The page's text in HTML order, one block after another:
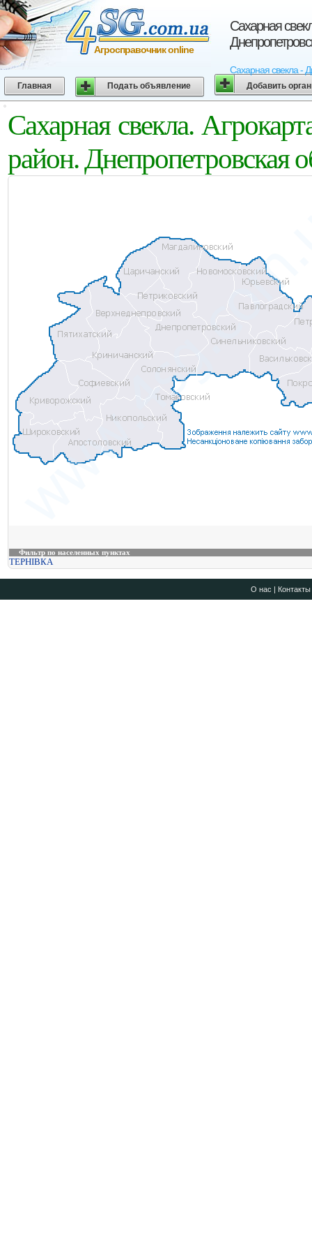
Сахарная
Сахарная свекла -
Агросправочник online
Главная Подать объявление Добавить
Сахарная свекла.
район. Днепропетровская
Фильтр по населенных пунктах
ТЕРНІВКА
О нас | Контакты